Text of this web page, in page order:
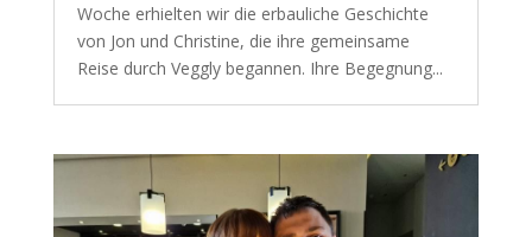
Woche erhielten wir die erbauliche Geschichte
von Jon und Christine, die ihre gemeinsame
Reise durch Veggly begannen. Ihre Begegnung...